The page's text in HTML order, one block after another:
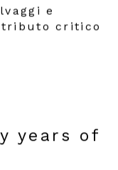
e
critico
years of